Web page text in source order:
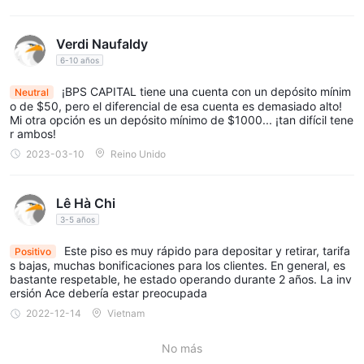
comerciantes pueden acceder a los mercados financieros
primas, criptomonedas e índices CFD. El corredor
también ofrece a los clientes la posibilidad de negociarcepode
empresas líderes de varios mercados, como los mercados de
EE. UU., Europa y Asia. Con una gama tan amplia de
diversificar sus carteras y aprovechar las diferentes
condiciones del mercado.
cuentas
se ofrecen dos cuentas comerciales en el BPS CAPITAL
plataforma,Estándar y ECN, con diferentes requisitos para la
apertura de cuentas variadas. El depósito inicial mínimo para la
requisito de las cuentas ECN se eleva a
Verdi Naufaldy
6-10 años
Neutral
¡BPS CAPITAL tiene una cuenta con un depósito mínim
o de $50, pero el diferencial de esa cuenta es demasiado alto!
Mi otra opción es un depósito mínimo de $1000... ¡tan difícil tene
r ambos!
2023-03-10 Reino Unido
Lê Hà Chi
3-5 años
Positivo
Este piso es muy rápido para depositar y retirar, tarifa
s bajas, muchas bonificaciones para los clientes. En general, es
bastante respetable, he estado operando durante 2 años. La inv
ersión Ace debería estar preocupada
2022-12-14 Vietnam
No más